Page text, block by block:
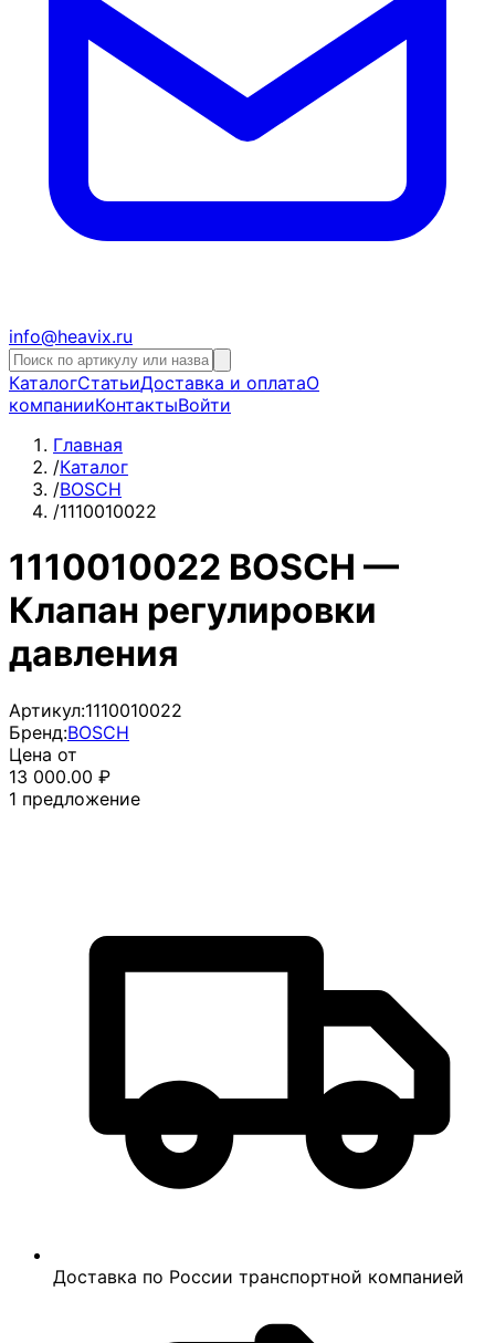
info@heavix.ru
КаталогСтатьиДоставка и оплатаО
компанииКонтактыВойти
Главная
/Каталог
/BOSCH
/1110010022
1110010022 BOSCH —
Клапан регулировки
давления
Артикул:1110010022
Бренд:BOSCH
Цена от
13 000.00 ₽
1 предложение
Доставка по России транспортной компанией